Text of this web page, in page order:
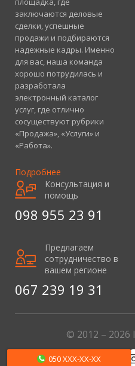
050 XXX-XX-XX
заключаются деловые
сделки, успешные
продажи и подбираются
надежные кадры. Именно
для вас, наша команда
хорошо потрудилась и
разработала
электронный каталог
услуг, где отлично
сосуществуют рубрики
«Продажа», «Услуги» и
«Работа».
Подробнее
Консультация и
помощь
098 955 23 91
Предлагаем
сотрудничество в
вашем регионе
067 239 19 31
© 2012 – 2026